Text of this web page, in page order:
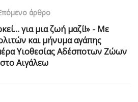
άρθρο
για μια ζωή μαζί!» - Με
και μήνυμα αγάπης
Υιοθεσίας Αδέσποτων Ζώων
στο Αιγάλεω